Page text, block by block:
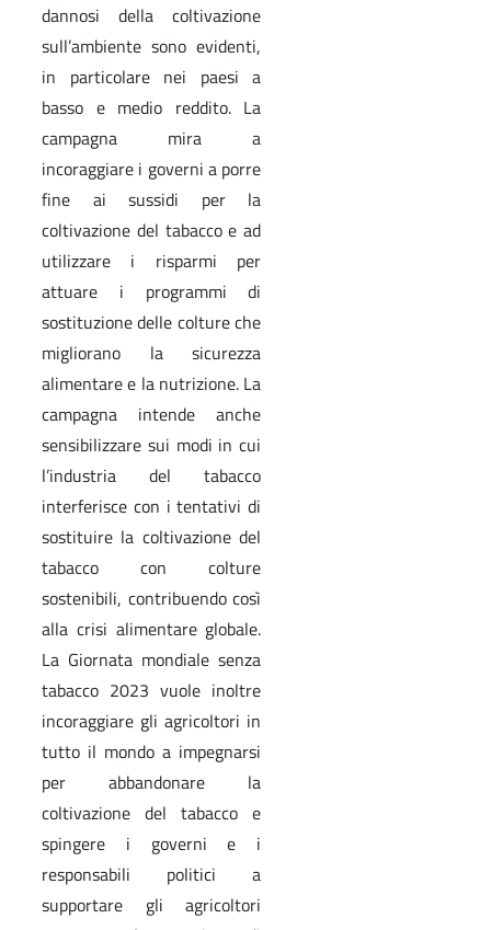
dannosi della coltivazione
sull’ambiente sono evidenti,
in particolare nei paesi a
basso e medio reddito. La
campagna mira a
incoraggiare i governi a porre
fine ai sussidi per la
coltivazione del tabacco e ad
utilizzare i risparmi per
attuare i programmi di
sostituzione delle colture che
migliorano la sicurezza
alimentare e la nutrizione. La
campagna intende anche
sensibilizzare sui modi in cui
l’industria del tabacco
interferisce con i tentativi di
sostituire la coltivazione del
tabacco con colture
sostenibili, contribuendo così
alla crisi alimentare globale.
La Giornata mondiale senza
tabacco 2023 vuole inoltre
incoraggiare gli agricoltori in
tutto il mondo a impegnarsi
per abbandonare la
coltivazione del tabacco e
spingere i governi e i
responsabili politici a
supportare gli agricoltori